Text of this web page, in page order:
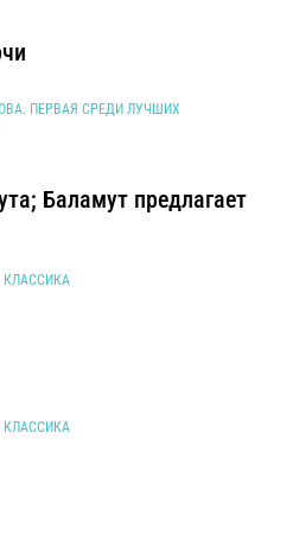
ПЕРВАЯ СРЕДИ ЛУЧШИХ
Баламут предлагает
КЛАССИКА
КЛАССИКА